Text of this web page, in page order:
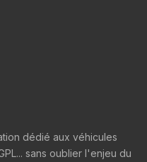
dédié aux véhicules
sans oublier l'enjeu du